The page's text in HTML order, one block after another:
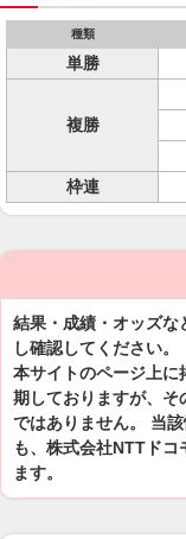
種類
単勝
複勝
枠連
結果・成績・オッズな
し確認してください。
本サイトのページ上に
期しておりますが、そ
ではありません。 当
も、株式会社NTTド
ます。